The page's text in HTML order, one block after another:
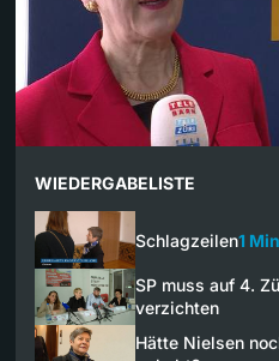
WIEDERGABELISTE
Schlagzeilen1 Min
SP muss auf 4.
verzichten
Hätte Nielsen